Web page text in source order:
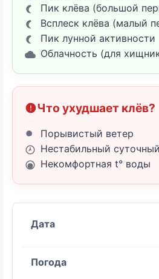
Пик клёва (большой
Всплеск клёва (малый
Пик лунной активности
Облачность (для
Что ухудшает клёв?
Порывистый ветер
Нестабильный
Некомфортная t° воды